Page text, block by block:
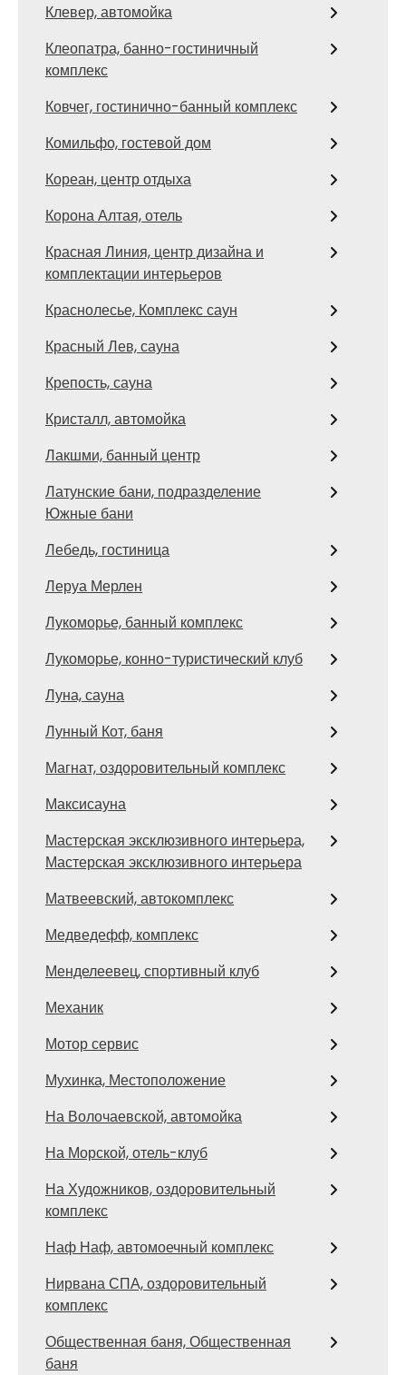
Клевер, автомойка
Клеопатра, банно-гостиничный
комплекс
Ковчег, гостинично-банный комплекс
Комильфо, гостевой дом
Кореан, центр отдыха
Корона Алтая, отель
Красная Линия, центр дизайна и
комплектации интерьеров
Краснолесье, Комплекс саун
Красный Лев, сауна
Крепость, сауна
Кристалл, автомойка
Лакшми, банный центр
Латунские бани, подразделение
Южные бани
Лебедь, гостиница
Леруа Мерлен
Лукоморье, банный комплекс
Лукоморье, конно-туристический клуб
Луна, сауна
Лунный Кот, баня
Магнат, оздоровительный комплекс
Максисауна
Мастерская эксклюзивного интерьера,
Мастерская эксклюзивного интерьера
Матвеевский, автокомплекс
Медведефф, комплекс
Менделеевец, спортивный клуб
Механик
Мотор сервис
Мухинка, Местоположение
На Волочаевской, автомойка
На Морской, отель-клуб
На Художников, оздоровительный
комплекс
Наф Наф, автомоечный комплекс
Нирвана СПА, оздоровительный
комплекс
Общественная баня, Общественная
баня